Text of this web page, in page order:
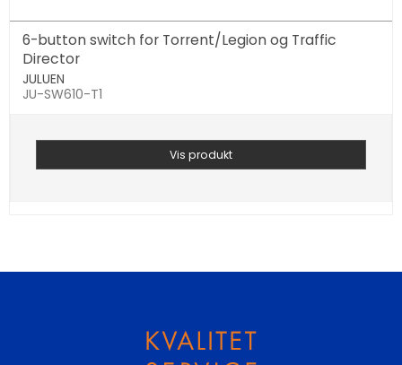
6-button switch for Torrent/Legion og Traffic
Director
JULUEN
JU-SW610-T1
Vis produkt